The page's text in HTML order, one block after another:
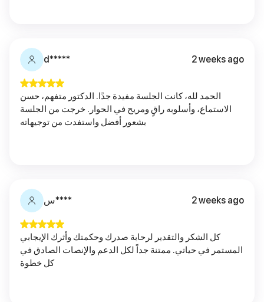
d***** 2 weeks ago
الحمد لله، كانت الجلسة مفيدة جدًا. الدكتور متفهم، حسن
الاستماع، وأسلوبه راقٍ ومريح في الحوار. خرجت من الجلسة
بشعور أفضل واستفدت من توجيهاته
س**** 2 weeks ago
كل الشكر والتقدير لرحابة صدرك وحكمتك وأثرك الإيجابي
المستمر في حياتي. ممتنة جداً لكل الدعم والإنصات الصادق في
كل خطوة